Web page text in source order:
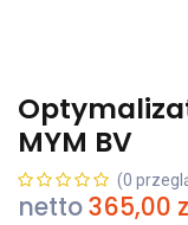
MYM BV
(0
netto365,00